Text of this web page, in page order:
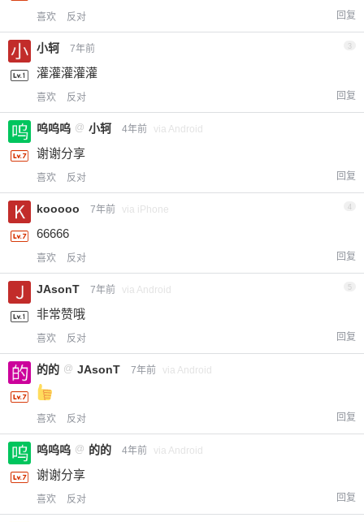
喜欢 反对 回复
小轲 7年前 3
灌灌灌灌灌
喜欢 反对 回复
呜呜呜 @ 小轲 4年前 via Android
谢谢分享
喜欢 反对 回复
kooooo 7年前 via iPhone 4
66666
喜欢 反对 回复
JAsonT 7年前 via Android 5
非常赞哦
喜欢 反对 回复
的的 @ JAsonT 7年前 via Android
喜欢 反对 回复
呜呜呜 @ 的的 4年前 via Android
谢谢分享
喜欢 反对 回复